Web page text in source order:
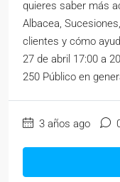
quieres saber más
Albacea,
clientes y cómo
27 de abril 17:00 a
250 Público en
3 años ago